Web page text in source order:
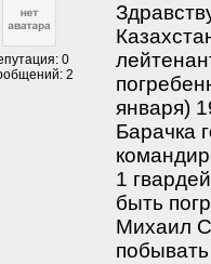
0
2
января)
Барачка
1
быть
Михаил